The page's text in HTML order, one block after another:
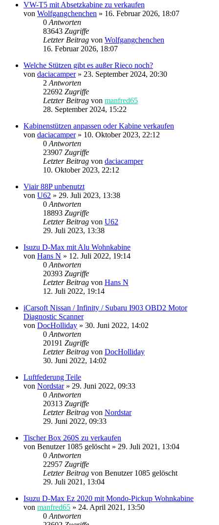
VW-T5 mit Absetzkabine zu verkaufen
von Wolfgangchenchen » 16. Februar 2026, 18:07
0 Antworten
83643 Zugriffe
Letzter Beitrag von Wolfgangchenchen
16. Februar 2026, 18:07
Welche Stützen gibt es außer Rieco noch?
von daciacamper» 23. September 2024, 20:30
2 Antworten
22692 Zugriffe
Letzter Beitrag von manfred65
28. September 2024, 15:22
Kabinenstützen anpassen oder Kabine verkaufen
von daciacamper» 10. Oktober 2023, 22:12
0 Antworten
23907 Zugriffe
Letzter Beitrag von daciacamper
10. Oktober 2023, 22:12
Viair 88P unbenutzt
von U62 » 29. Juli 2023, 13:38
0 Antworten
18893 Zugriffe
Letzter Beitrag von U62
29. Juli 2023, 13:38
Isuzu D-Max mit Alu Wohnkabine
von Hans N » 12. Juli 2022, 19:14
0 Antworten
20393 Zugriffe
Letzter Beitrag von Hans N
12. Juli 2022, 19:14
iCarsoft Nissan / Infinity / Subaru I903 OBD2 Motor
Diagnostic Scanner
von DocHolliday » 30. Juni 2022, 14:02
0 Antworten
20191 Zugriffe
Letzter Beitrag von DocHolliday
30. Juni 2022, 14:02
Luftfederung Teile
von Nordstar» 29. Juni 2022, 09:33
0 Antworten
20313 Zugriffe
Letzter Beitrag von Nordstar
29. Juni 2022, 09:33
Tischer Box 260S zu verkaufen
von Benutzer 1085 gelöscht » 29. Juli 2021, 13:04
0 Antworten
22957 Zugriffe
Letzter Beitrag von Benutzer 1085 gelöscht
29. Juli 2021, 13:04
Isuzu D-Max Ez 2020 mit Mondo-Pickup Wohnkabine
von manfred65 » 24. April 2021, 13:50
0 Antworten